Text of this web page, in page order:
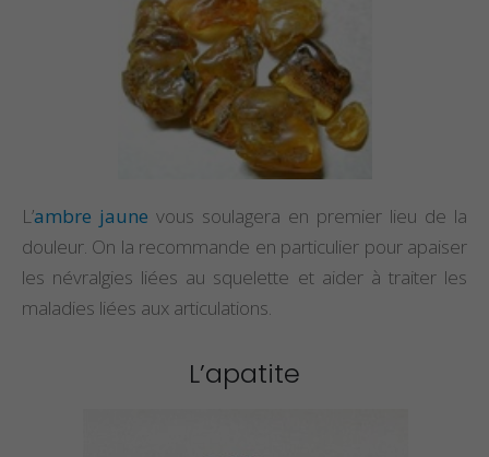
L’ambre jaune vous soulagera en premier lieu de la
douleur. On la recommande en particulier pour apaiser
les névralgies liées au squelette et aider à traiter les
maladies liées aux articulations.
L’apatite